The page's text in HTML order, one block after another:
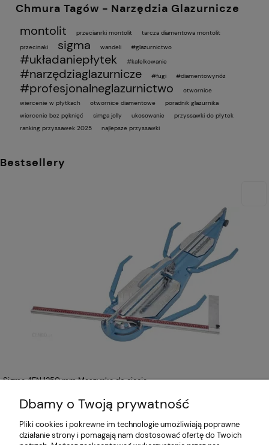
Chmura Tagów - Narzędzia Glazurnicze
montolit przecianrki montolit
tarcza diamentowa montolit
przecinaki
sigma wandeli #glazurnictwo
#układaniepłytek #kafelkowanie
#narzędziaglazurnicze #fugi #diamentowynóż
#profesjonalneglazurnictwo
otwornice
wiercenie w płytkach
otwornice diamentowe
poradnik glazurnika
wiercenie bez pęknięć
simga jolly ukosowanie
przyssawki do płytek
ranking przyssawek 2025
najlepsze przyssawki
Bestsellery
Sigma 4EN 1250 mm Maszynka do cięcia
Dbamy o Twoją prywatność
Pliki cookies i pokrewne im technologie umożliwiają poprawne
działanie strony i pomagają nam dostosować ofertę do Twoich